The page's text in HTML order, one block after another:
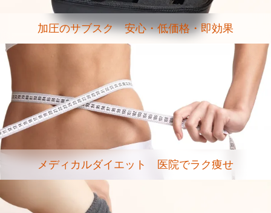
加圧のサブスク 安心・低価格・即効果
メディカルダイエット 医院でラク痩せ